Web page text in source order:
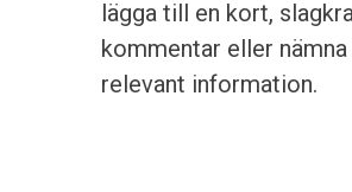
lägga till en kort,
kommentar eller
relevant information.